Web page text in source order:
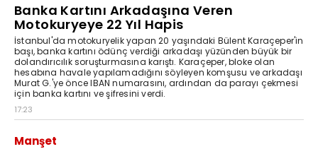
Banka Kartını Arkadaşına Veren
Motokuryeye 22 Yıl Hapis
İstanbul'da motokuryelik yapan 20 yaşındaki Bülent Karaçeper'in
başı, banka kartını ödünç verdiği arkadaşı yüzünden büyük bir
dolandırıcılık soruşturmasına karıştı. Karaçeper, bloke olan
hesabına havale yapılamadığını söyleyen komşusu ve arkadaşı
Murat G.'ye önce IBAN numarasını, ardından da parayı çekmesi
için banka kartını ve şifresini verdi.
17:23
Manşet